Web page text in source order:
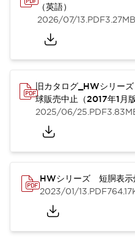
（英語）
2026/07/13.PDF3.27MB
旧カタログ_HWシリー
球販売中止（2017年1月版
2025/06/25.PDF
HWシリーズ 短胴表示
2023/01/13.PDF